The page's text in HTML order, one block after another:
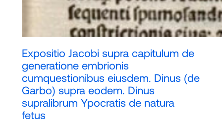
Expositio Jacobi supra capitulum de
generatione embrionis
cumquestionibus eiusdem. Dinus (de
Garbo) supra eodem. Dinus
supralibrum Ypocratis de natura
fetus